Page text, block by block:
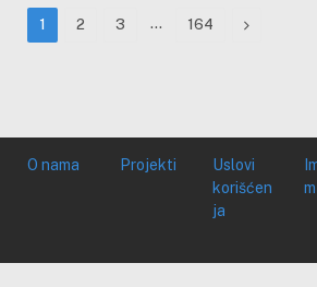
1 2 3 … 164 Next
O nama Projekti
Uslovi
korišćen
ja
m